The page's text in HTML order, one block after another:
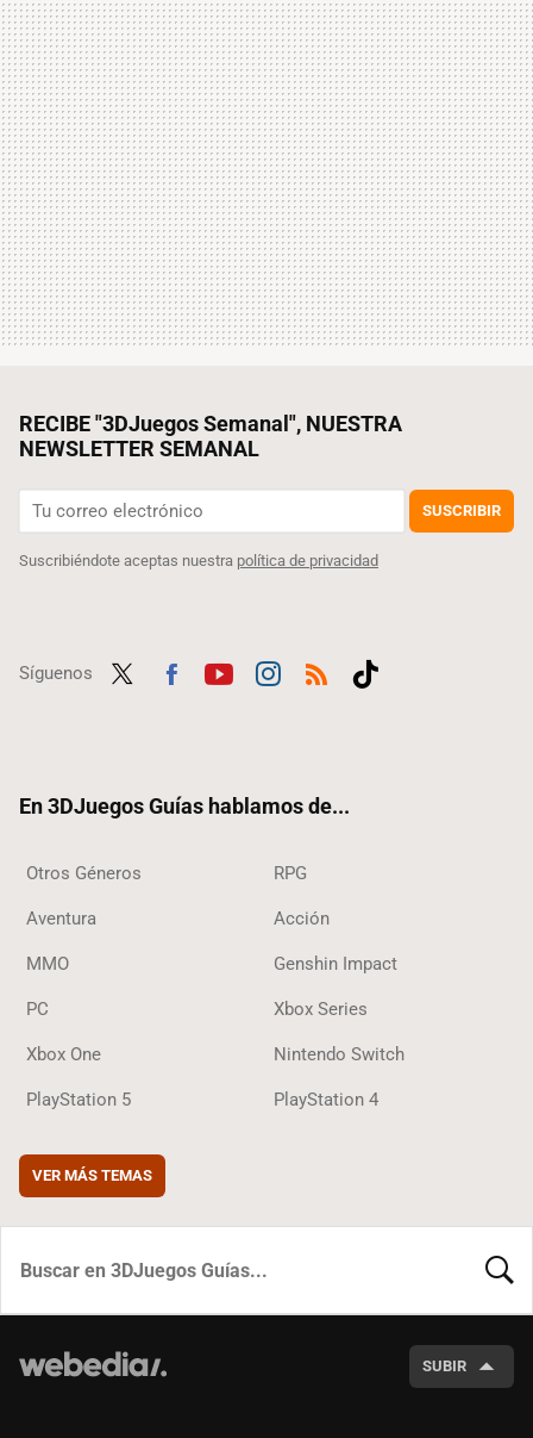
RECIBE "3DJuegos Semanal", NUESTRA
NEWSLETTER SEMANAL
SUSCRIBIR
Suscribiéndote aceptas nuestra política de privacidad
Síguenos
En 3DJuegos Guías hablamos de...
Otros Géneros RPG
Aventura Acción
MMO Genshin Impact
PC Xbox Series
Xbox One Nintendo Switch
PlayStation 5 PlayStation 4
VER MÁS TEMAS
SUBIR